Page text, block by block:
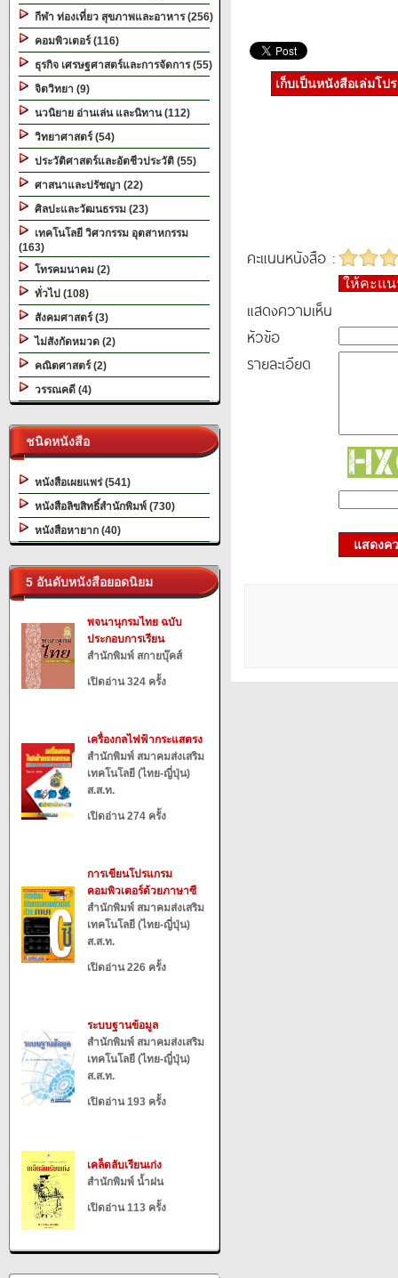
กีฬา ท่องเที่ยว สุขภาพและอาหาร (256)
คอมพิวเตอร์ (116)
ธุรกิจ เศรษฐศาสตร์และการจัดการ (55)
จิตวิทยา (9)
นวนิยาย อ่านเล่น และนิทาน (112)
วิทยาศาสตร์ (54)
ประวัติศาสตร์และอัตชีวประวัติ (55)
ศาสนาและปรัชญา (22)
ศิลปะและวัฒนธรรม (23)
เทคโนโลยี วิศวกรรม อุตสาหกรรม
(163)
โทรคมนาคม (2)
ทั่วไป (108)
สังคมศาสตร์ (3)
ไม่สังกัดหมวด (2)
คณิตศาสตร์ (2)
วรรณคดี (4)
ชนิดหนังสือ
หนังสือเผยแพร่ (541)
หนังสือลิขสิทธิ์สำนักพิมพ์ (730)
หนังสือหายาก (40)
5 อันดับหนังสือยอดนิยม
พจนานุกรมไทย ฉบับ
ประกอบการเรียน
สำนักพิมพ์ สกายบุ๊คส์
เปิดอ่าน 324 ครั้ง
เครื่องกลไฟฟ้ากระแสตรง
สำนักพิมพ์ สมาคมส่งเสริม
เทคโนโลยี (ไทย-ญี่ปุ่น)
ส.ส.ท.
เปิดอ่าน 274 ครั้ง
การเขียนโปรแกรม
คอมพิวเตอร์ด้วยภาษาซี
สำนักพิมพ์ สมาคมส่งเสริม
เทคโนโลยี (ไทย-ญี่ปุ่น)
ส.ส.ท.
เปิดอ่าน 226 ครั้ง
ระบบฐานข้อมูล
สำนักพิมพ์ สมาคมส่งเสริม
เทคโนโลยี (ไทย-ญี่ปุ่น)
ส.ส.ท.
เปิดอ่าน 193 ครั้ง
เคล็ดลับเรียนเก่ง
สำนักพิมพ์ น้ำฝน
เปิดอ่าน 113 ครั้ง
เก็บเป็นหนังสือเล่มโป
คะแนนหนังสือ :
ให้คะแ
แสดงความเห็น
หัวข้อ
รายละเอียด
แสดงค